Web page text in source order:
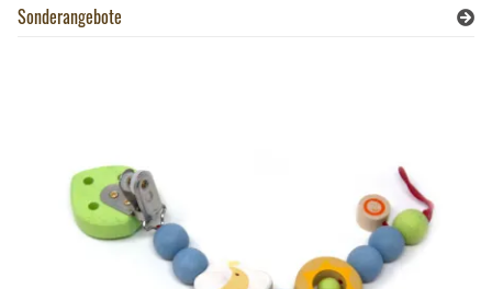
Sonderangebote